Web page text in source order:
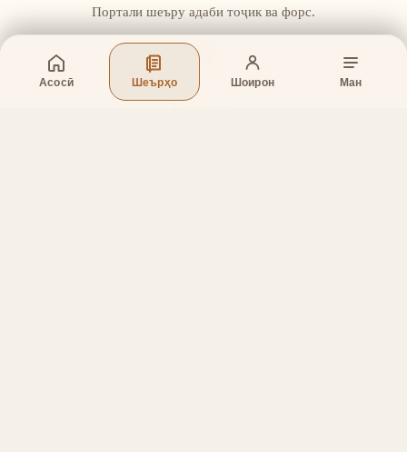
Асосӣ Шеърҳо Шоирон Ман
Портали шеъру адаби тоҷик ва форс.